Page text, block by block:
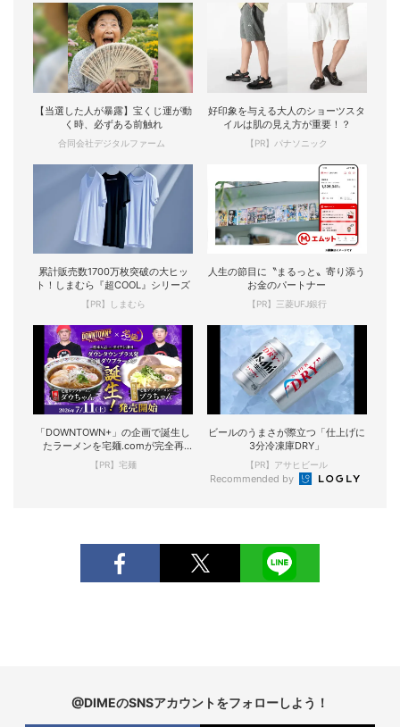
【当選した人が暴露】宝くじ運が動
く時、必ずある前触れ
合同会社デジタルファーム
好印象を与える大人のショーツスタ
イルは肌の見え方が重要！？
【PR】パナソニック
累計販売数1700万枚突破の大ヒッ
ト！しまむら『超COOL』シリーズ
【PR】しまむら
人生の節目に〝まるっと〟寄り添う
お金のパートナー
【PR】三菱UFJ銀行
「DOWNTOWN+」の企画で誕生し
たラーメンを宅麺.comが完全再
現！
【PR】宅麺
ビールのうまさが際立つ「仕上げに
3分冷凍庫DRY」
【PR】アサヒビール
Recommended by
@DIMEのSNSアカウントをフォローしよう！